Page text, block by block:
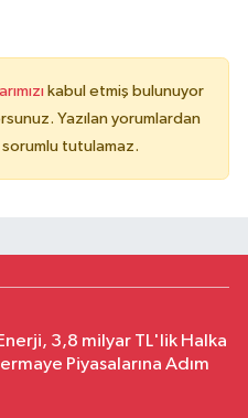
kabul etmiş bulunuyor
Yazılan yorumlardan
tutulamaz.
3,8 milyar TL'lik Halka
Piyasalarına Adım